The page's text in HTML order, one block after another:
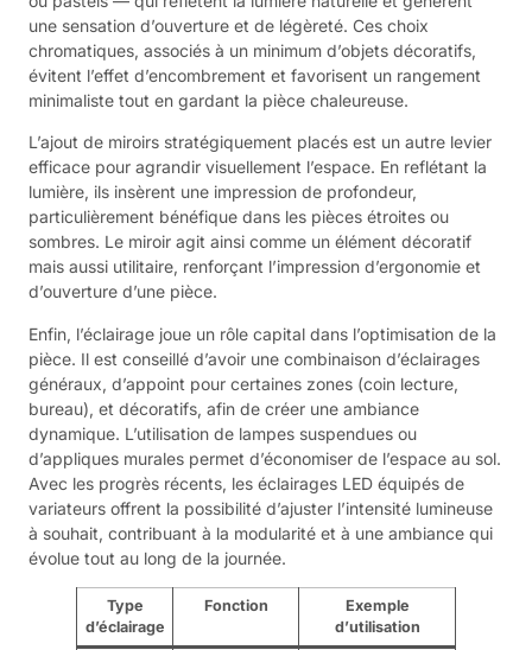
une sensation d’ouverture et de légèreté. Ces choix
chromatiques, associés à un minimum d’objets décoratifs,
évitent l’effet d’encombrement et favorisent un rangement
minimaliste tout en gardant la pièce chaleureuse.
L’ajout de miroirs stratégiquement placés est un autre levier
efficace pour agrandir visuellement l’espace. En reflétant la
lumière, ils insèrent une impression de profondeur,
particulièrement bénéfique dans les pièces étroites ou
sombres. Le miroir agit ainsi comme un élément décoratif
mais aussi utilitaire, renforçant l’impression d’ergonomie et
d’ouverture d’une pièce.
Enfin, l’éclairage joue un rôle capital dans l’optimisation de la
pièce. Il est conseillé d’avoir une combinaison d’éclairages
généraux, d’appoint pour certaines zones (coin lecture,
bureau), et décoratifs, afin de créer une ambiance
dynamique. L’utilisation de lampes suspendues ou
d’appliques murales permet d’économiser de l’espace au sol.
Avec les progrès récents, les éclairages LED équipés de
variateurs offrent la possibilité d’ajuster l’intensité lumineuse
à souhait, contribuant à la modularité et à une ambiance qui
évolue tout au long de la journée.
Type
d’éclairage
Fonction
Exemple
d’utilisation